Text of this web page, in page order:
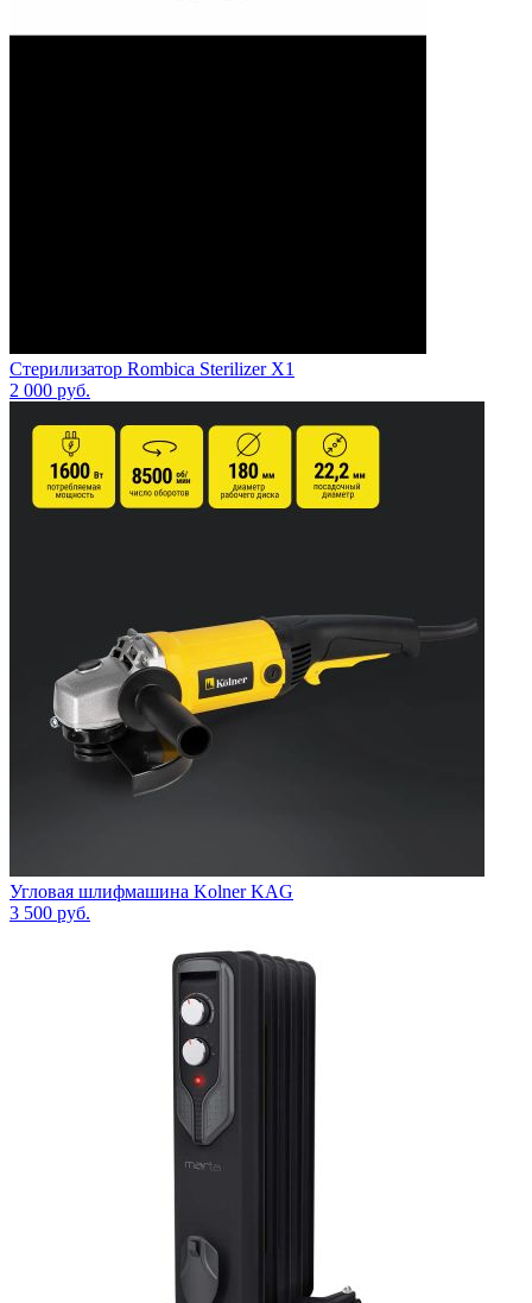
Стерилизатор Rombica Sterilizer X1
2 000 руб.
Угловая шлифмашина Kolner KAG
3 500 руб.